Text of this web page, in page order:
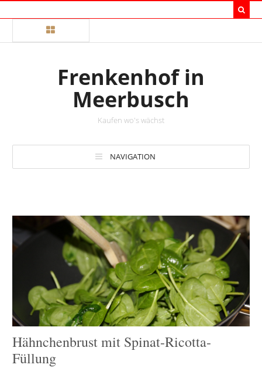
Frenkenhof in
Meerbusch
Kaufen wo's wächst
NAVIGATION
Hähnchenbrust mit Spinat-Ricotta-
Füllung